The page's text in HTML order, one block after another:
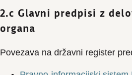
2.c Glavni predpisi z
organa
Povezava na državni register